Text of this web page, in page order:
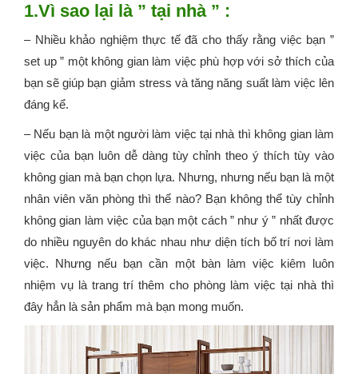
1.Vì sao lại là ” tại nhà ” :
– Nhiều khảo nghiệm thực tế đã cho thấy rằng việc bạn ”
set up ” một không gian làm việc phù hợp với sở thích của
bạn sẽ giúp bạn giảm stress và tăng năng suất làm việc lên
đáng kể.
– Nếu bạn là một người làm việc tại nhà thì không gian làm
việc của bạn luôn dễ dàng tùy chỉnh theo ý thích tùy vào
không gian mà bạn chọn lựa. Nhưng, nhưng nếu bạn là một
nhân viên văn phòng thì thế nào? Bạn không thể tùy chỉnh
không gian làm việc của bạn một cách ” như ý ” nhất được
do nhiều nguyên do khác nhau như diện tích bố trí nơi làm
việc. Nhưng nếu bạn cần một bàn làm việc kiêm luôn
nhiệm vụ là trang trí thêm cho phòng làm việc tại nhà thì
đây hẳn là sản phẩm mà bạn mong muốn.